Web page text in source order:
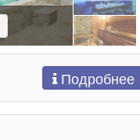
Подробнее